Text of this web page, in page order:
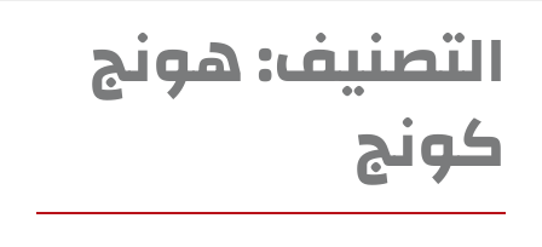
التصنيف:هونج
كونج